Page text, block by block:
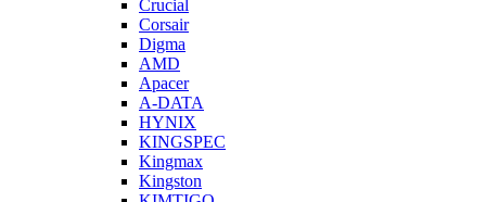
Crucial
Corsair
Digma
AMD
Apacer
A-DATA
HYNIX
KINGSPEC
Kingmax
Kingston